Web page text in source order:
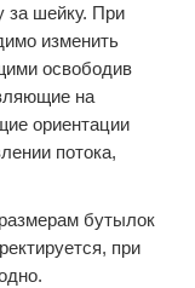
за шейку. При
изменить
освободив
на
ориентации
потока,
бутылок
при